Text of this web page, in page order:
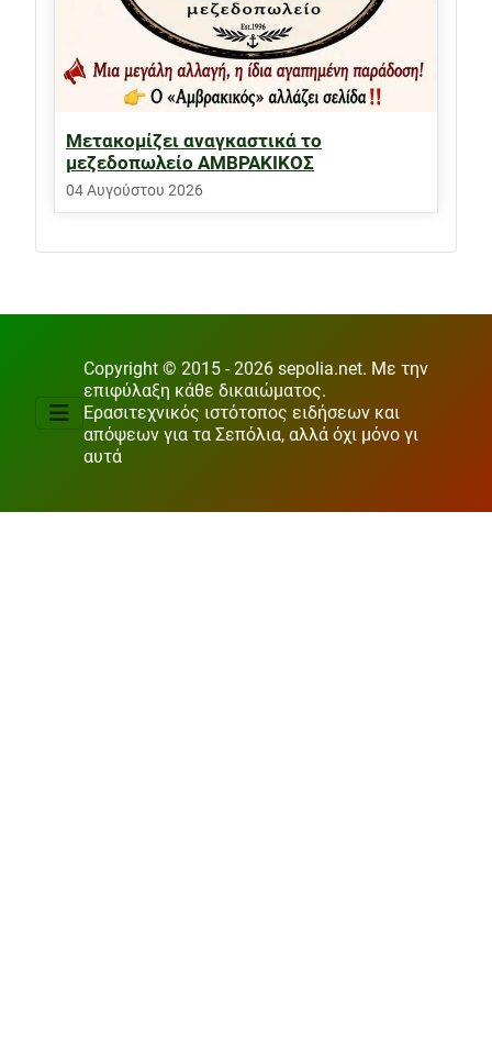
Μετακομίζει αναγκαστικά το
μεζεδοπωλείο ΑΜΒΡΑΚΙΚΟΣ
04 Αυγούστου 2026
Copyright © 2015 - 2026 sepolia.net. Με την
επιφύλαξη κάθε δικαιώματος.
Ερασιτεχνικός ιστότοπος ειδήσεων και
απόψεων για τα Σεπόλια, αλλά όχι μόνο γι
αυτά